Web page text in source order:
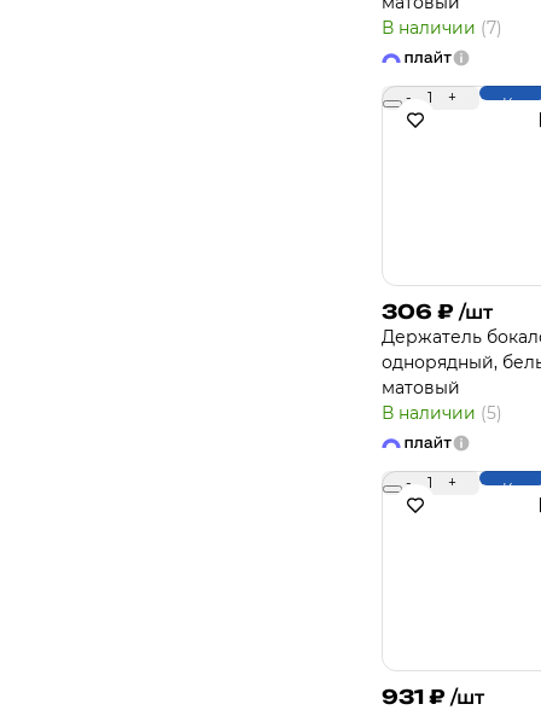
В наличии (7)
- 1 +
306 ₽ /шт
Держатель
однорядный,
матовый
В наличии (5)
- 1 +
931 ₽ /шт